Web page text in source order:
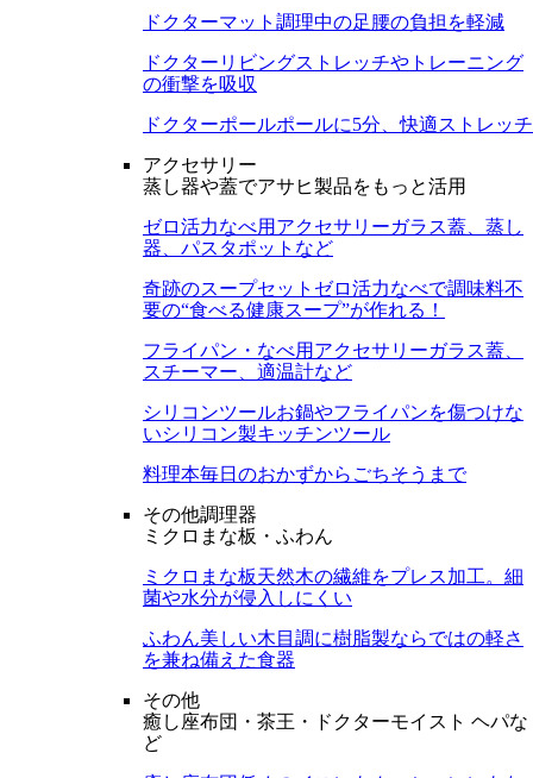
ドクターマット 調理中の足腰の負担を軽減
ドクターリビングストレッチやトレーニング
の衝撃を吸収
ドクターポールポールに5分、快適ストレッチ
アクセサリー
蒸し器や蓋でアサヒ製品をもっと活用
ゼロ活力なべ用アクセサリーガラス蓋、蒸し
器、パスタポットなど
奇跡のスープセット ゼロ活力なべで調味料不
要の“食べる健康スープ”が作れる！
フライパン・なべ用アクセサリーガラス蓋、
スチーマー、適温計など
シリコンツールお鍋やフライパンを傷つけな
いシリコン製キッチンツール
料理本毎日のおかずからごちそうまで
その他調理器
ミクロまな板・ふわん
ミクロまな板天然木の繊維をプレス加工。細
菌や水分が侵入しにくい
ふわん美しい木目調に樹脂製ならではの軽さ
を兼ね備えた食器
その他
癒し座布団・茶王・ドクターモイスト ヘパな
ど